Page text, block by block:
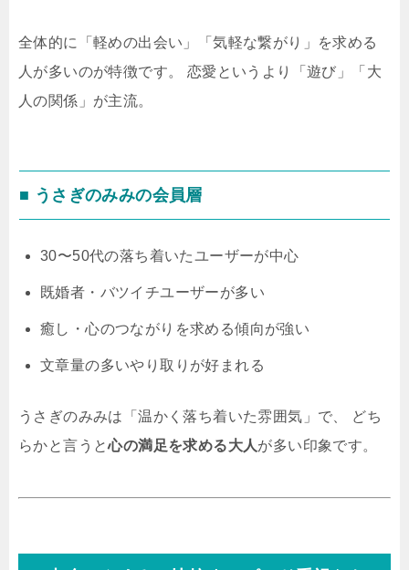
全体的に「軽めの出会い」「気軽な繋がり」を求める
人が多いのが特徴です。 恋愛というより「遊び」「大
人の関係」が主流。
■ うさぎのみみの会員層
30〜50代の落ち着いたユーザーが中心
既婚者・バツイチユーザーが多い
癒し・心のつながりを求める傾向が強い
文章量の多いやり取りが好まれる
うさぎのみみは「温かく落ち着いた雰囲気」で、 どち
らかと言うと心の満足を求める大人が多い印象です。